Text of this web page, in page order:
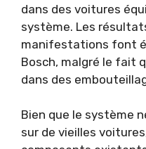
dans des voitures
système. Les
manifestations font
Bosch, malgré le fait
dans des
Bien que le système
sur de vieilles